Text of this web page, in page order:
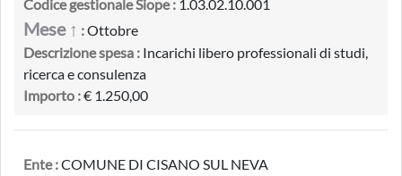
Codice gestionale Siope : 1.03.02.10.001
Mese ↑ :Ottobre
Descrizione spesa : Incarichi libero professionali di studi,
ricerca e consulenza
Importo :€ 1.250,00
Ente :COMUNE DI CISANO SUL NEVA